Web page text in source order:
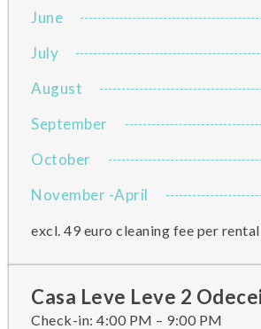
June
July
August
September
October
November -April
excl. 49 euro cleaning fee per rental
Casa Leve Leve 2
Check-in: 4:00 PM – 9:00 PM